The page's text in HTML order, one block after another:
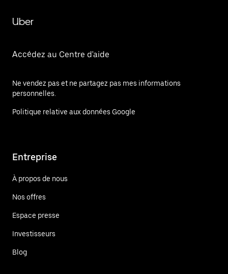
Uber
Accédez au Centre d'aide
Ne vendez pas et ne partagez pas mes informations
personnelles.
Politique relative aux données Google
Entreprise
À propos de nous
Nos offres
Espace presse
Investisseurs
Blog